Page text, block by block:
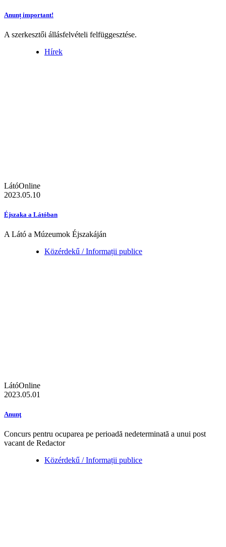
Anunț important!
A szerkesztői állásfelvételi felfüggesztése.
Hírek
LátóOnline
2023.05.10
Éjszaka a Látóban
A Látó a Múzeumok Éjszakáján
Közérdekű / Informații publice
LátóOnline
2023.05.01
Anunţ
Concurs pentru ocuparea pe perioadă nedeterminată a unui post
vacant de Redactor
Közérdekű / Informații publice